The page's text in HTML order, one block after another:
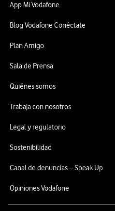
App Mi Vodafone
Blog Vodafone Conéctate
Plan Amigo
Sala de Prensa
Quiénes somos
Trabaja con nosotros
Legal y regulatorio
Sostenibilidad
Canal de denuncias – Speak Up
Opiniones Vodafone